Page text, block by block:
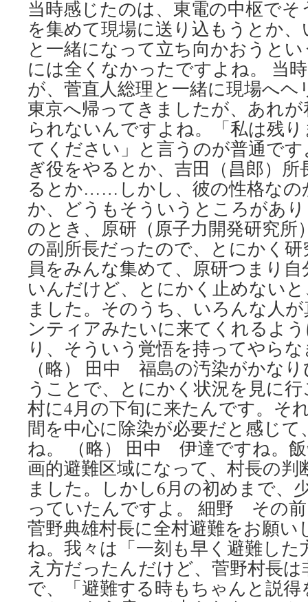
当時感じたのは、東電の中枢で
を集めて現場に送り込もうとか
と一緒になって立ち向かおうと
には全くなかったですよね。 当
が、菅直人総理と一緒に現場へ
東京へ帰ってきましたが、あれ
られないんですよね。「私は残
てください」と言うのが普通で
ぎ役をやるとか、吉田（昌郎）
るとか……しかし、彼の性格なの
か、どうもそういうところがあり
のとき、原研（原子力開発研究所
の副所長だったので、とにかく
員をみんな集めて、原研つまり
いんだけど、とにかく止めない
ました。そのうち、いろんな人
ンティアみたいに来てくれるよ
り、そういう覚悟を持ってやら
（略） 田中 福島の汚染がかな
うことで、とにかく状況を見に
村に4月の下旬に来たんです。そ
間を中心に除染が必要だと感じ
ね。 （略） 田中 伊達ですね。
画的避難区域になって、村長の判
ました。しかし6月の初めまで、
っていたんですよ。 細野 その
菅野典雄村長に全村避難をお願
ね。我々は「一刻も早く避難し
え方だったんだけど、菅野村長
で、「避難する時もちゃんと説